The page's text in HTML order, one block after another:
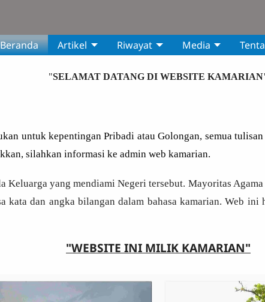
Beranda Artikel Riwayat Media
"SELAMAT DATANG DI WEBSITE
untuk kepentingan Pribadi atau Golongan, semua
silahkan informasi ke admin web kamarian.
yang mendiami Negeri tersebut. Mayoritas
kata dan angka bilangan dalam bahasa kamarian. Web
"WEBSITE INI MILIK KAMARIAN"